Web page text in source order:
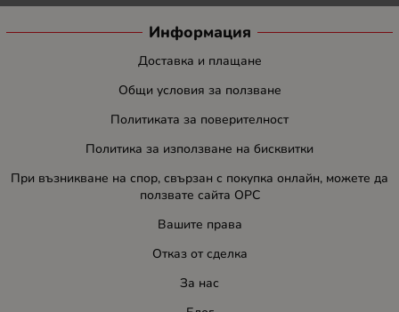
Информация
Доставка и плащане
Общи условия за ползване
Политиката за поверителност
Политика за използване на бисквитки
При възникване на спор, свързан с покупка онлайн, можете да
ползвате сайта ОРС
Вашите права
Отказ от сделка
За нас